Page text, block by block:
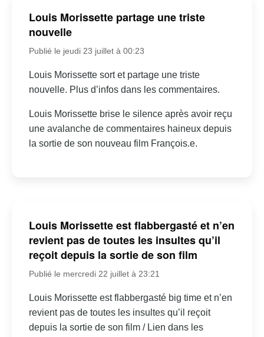
Louis Morissette partage une triste
nouvelle
Publié le jeudi 23 juillet à 00:23
Louis Morissette sort et partage une triste
nouvelle. Plus d’infos dans les commentaires.
Louis Morissette brise le silence après avoir reçu
une avalanche de commentaires haineux depuis
la sortie de son nouveau film François.e.
Louis Morissette est flabbergasté et n’en
revient pas de toutes les insultes qu’il
reçoit depuis la sortie de son film
Publié le mercredi 22 juillet à 23:21
Louis Morissette est flabbergasté big time et n’en
revient pas de toutes les insultes qu’il reçoit
depuis la sortie de son film / Lien dans les